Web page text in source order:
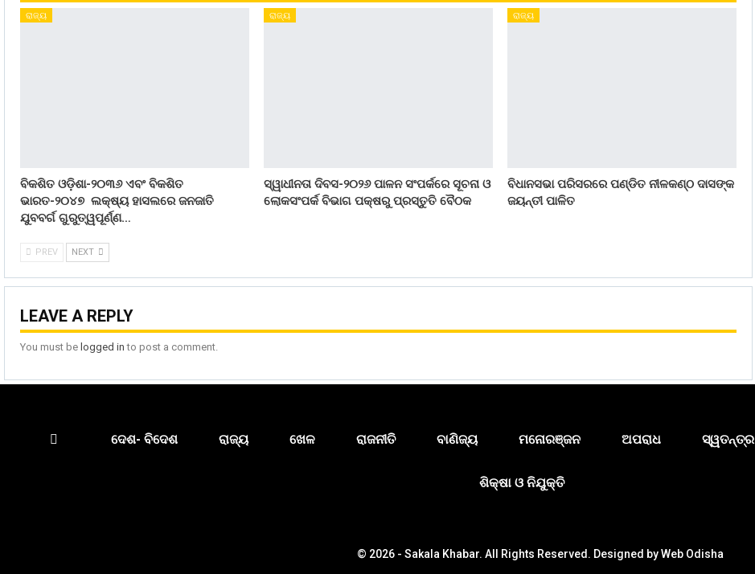
ରାଜ୍ୟ
ବିକଶିତ ଓଡ଼ିଶା-୨୦୩୬ ଏବଂ ବିକଶିତ
ଭାରତ-୨୦୪୭ ଲକ୍ଷ୍ୟ ହାସଲରେ ଜନଜାତି
ଯୁବବର୍ଗ ଗୁରୁତ୍ୱପୂର୍ଣ୍ଣ…
ରାଜ୍ୟ
ସ୍ୱାଧୀନତା ଦିବସ-୨୦୨୬ ପାଳନ ସଂପର୍କରେ ସୂଚନା ଓ
ଲୋକସଂପର୍କ ବିଭାଗ ପକ୍ଷରୁ ପ୍ରସ୍ତୁତି ବୈଠକ
ରାଜ୍ୟ
ବିଧାନସଭା ପରିସରରେ ପଣ୍ଡିତ ନୀଳକଣ୍ଠ ଦାସଙ୍କ
ଜୟନ୍ତୀ ପାଳିତ
PREV NEXT
LEAVE A REPLY
You must be logged in to post a comment.
ଦେଶ- ବିଦେଶ ରାଜ୍ୟ ଖେଳ ରାଜନୀତି ବାଣିଜ୍ୟ ମନୋରଞ୍ଜନ ଅପରାଧ ସ୍ୱତନ୍ତ୍ର
ଶିକ୍ଷା ଓ ନିଯୁକ୍ତି
© 2026 - Sakala Khabar. All Rights Reserved. Designed byWeb Odisha